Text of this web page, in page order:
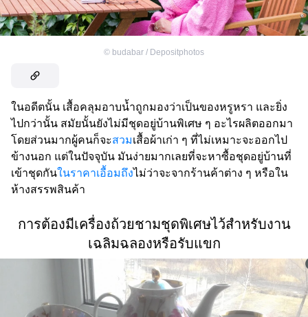
© budabar / Depositphotos
ในอดีตนั้น เสื้อคลุมอาบน้ำถูกมองว่าเป็นของหรูหรา และยิ่ง
ไปกว่านั้น สมัยนั้นยังไม่มีชุดอยู่บ้านพิเศษ ๆ อะไรผลิตออกมา
โดยส่วนมากผู้คนก็จะสวมเสื้อผ้าเก่า ๆ ที่ไม่เหมาะจะออกไป
ข้างนอก แต่ในปัจจุบัน มันง่ายมากเลยที่จะหาซื้อชุดอยู่บ้านที่
เข้าชุดกันในราคาเอื้อมถึงไม่ว่าจะจากร้านค้าต่าง ๆ หรือใน
ห้างสรรพสินค้า
การต้องมีเครื่องถ้วยชามชุดพิเศษไว้สำหรับงาน
เฉลิมฉลองหรือรับแขก